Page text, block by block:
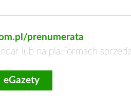
prenumerata
lub na platformach
eGazety